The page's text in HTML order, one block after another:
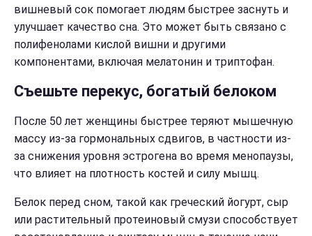
вишневый сок помогает людям быстрее заснуть и
улучшает качество сна. Это может быть связано с
полифенолами кислой вишни и другими
компонентами, включая мелатонин и триптофан.
Съешьте перекус, богатый белоком
После 50 лет женщины быстрее теряют мышечную
массу из-за гормональных сдвигов, в частности из-
за снижения уровня эстрогена во время менопаузы,
что влияет на плотность костей и силу мышц.
Белок перед сном, такой как греческий йогурт, сыр
или растительный протеиновый смузи способствует